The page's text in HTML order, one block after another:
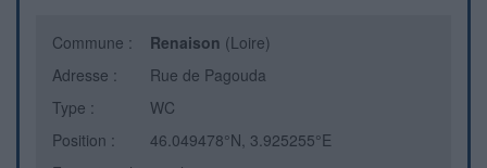
Commune : Renaison (Loire)
Adresse :
Rue de Pagouda
Type :
WC
Position :
46.049478°N, 3.925255°E